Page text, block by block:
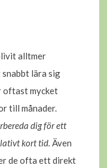
alltmer
lära sig
oftast mycket
till månader.
dig för ett
kort tid. Även
de ofta ett direkt